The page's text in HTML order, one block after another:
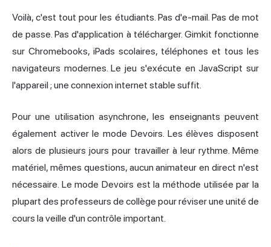
Voilà, c'est tout pour les étudiants. Pas d'e-mail. Pas de mot
de passe. Pas d'application à télécharger. Gimkit fonctionne
sur Chromebooks, iPads scolaires, téléphones et tous les
navigateurs modernes. Le jeu s'exécute en JavaScript sur
l'appareil ; une connexion internet stable suffit.
Pour une utilisation asynchrone, les enseignants peuvent
également activer le mode Devoirs. Les élèves disposent
alors de plusieurs jours pour travailler à leur rythme. Même
matériel, mêmes questions, aucun animateur en direct n'est
nécessaire. Le mode Devoirs est la méthode utilisée par la
plupart des professeurs de collège pour réviser une unité de
cours la veille d'un contrôle important.